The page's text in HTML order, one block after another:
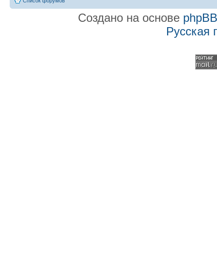
Создано на основе phpBB
Русская